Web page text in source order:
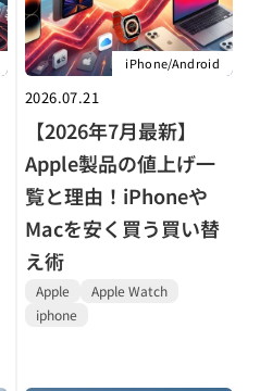
iPhone/Android
2026.07.21
【2026年7月最新】
Apple製品の値上げ一
覧と理由！iPhoneや
Macを安く買う買い替
え術
Apple
Apple Watch
iphone